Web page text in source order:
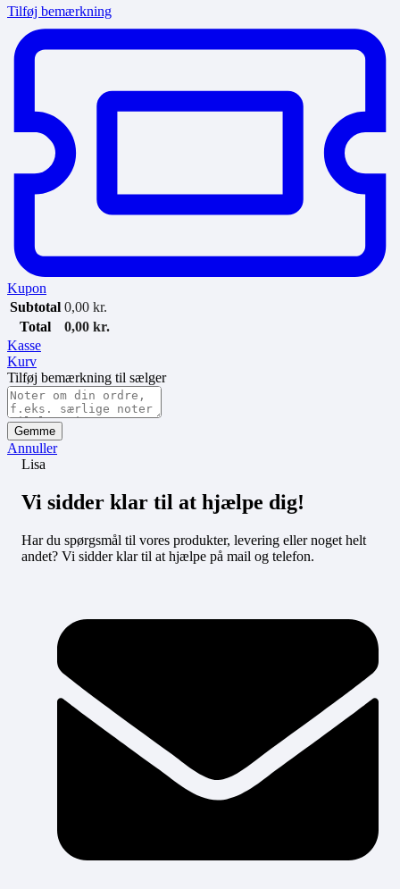
Tilføj bemærkning
Kupon
Subtotal 0,00 kr.
Total
0,00 kr.
Kasse
Kurv
Tilføj bemærkning til sælger
Gemme
Annuller
Lisa
Vi sidder klar til at hjælpe dig!
Har du spørgsmål til vores produkter, levering eller noget helt
andet? Vi sidder klar til at hjælpe på mail og telefon.